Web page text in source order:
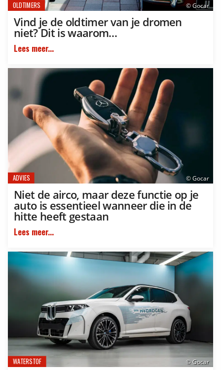
© Gocar
OLDTIMERS
Vind je de oldtimer van je dromen
niet? Dit is waarom…
Lees meer...
© Gocar
ADVIES
Niet de airco, maar deze functie op je
auto is essentieel wanneer die in de
hitte heeft gestaan
Lees meer...
© Gocar
WATERSTOF